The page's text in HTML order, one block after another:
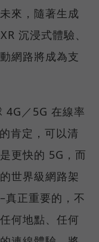
來，隨著生成
沉浸式體驗、
網路將成為支
／5G 在線率
肯定，可以清
更快的 5G，而
世界級網路架
真正重要的，不
何地點、任何